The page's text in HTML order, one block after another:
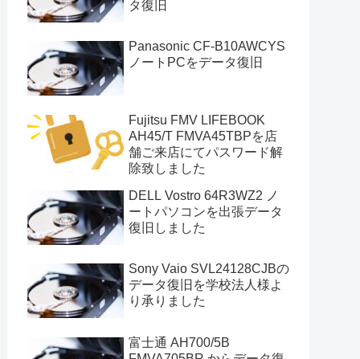
タ復旧
Panasonic CF-B10AWCYS
ノートPCをデータ復旧
Fujitsu FMV LIFEBOOK
AH45/T FMVA45TBPを店
舗ご来店にてパスワード解
除致しました
DELL Vostro 64R3WZ2 ノ
ートパソコンを出張データ
復旧しました
Sony Vaio SVL24128CJBの
データ復旧を学校法人様よ
り承りました
富士通 AH700/5B